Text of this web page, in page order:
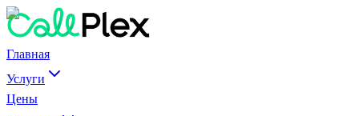
Главная
Услуги
Цены